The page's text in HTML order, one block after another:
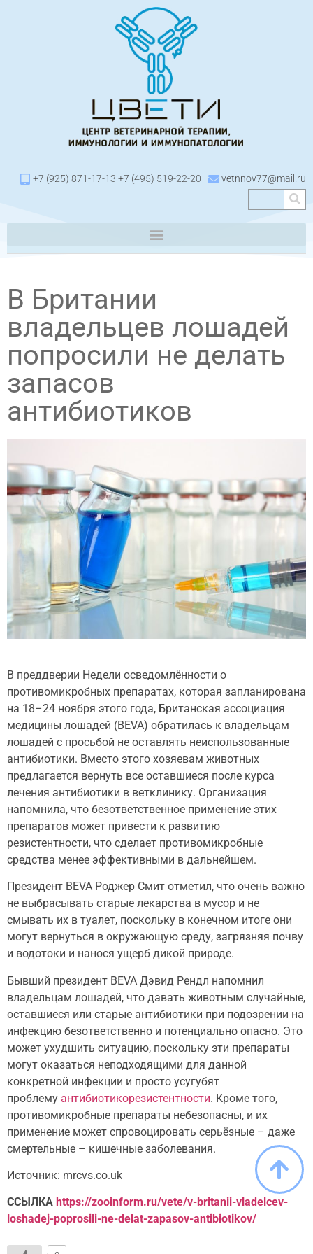
+7 (925) 871-17-13 +7 (495) 519-22-20 vetnnov77@mail.ru
В Британии
владельцев лошадей
попросили не делать
запасов
антибиотиков
В преддверии Недели осведомлённости о
противомикробных препаратах, которая запланирована
на 18–24 ноября этого года, Британская ассоциация
медицины лошадей (BEVA) обратилась к владельцам
лошадей с просьбой не оставлять неиспользованные
антибиотики. Вместо этого хозяевам животных
предлагается вернуть все оставшиеся после курса
лечения антибиотики в ветклинику. Организация
напомнила, что безответственное применение этих
препаратов может привести к развитию
резистентности, что сделает противомикробные
средства менее эффективными в дальнейшем.
Президент BEVA Роджер Смит отметил, что очень важно
не выбрасывать старые лекарства в мусор и не
смывать их в туалет, поскольку в конечном итоге они
могут вернуться в окружающую среду, загрязняя почву
и водотоки и нанося ущерб дикой природе.
Бывший президент BEVA Дэвид Рендл напомнил
владельцам лошадей, что давать животным случайные,
оставшиеся или старые антибиотики при подозрении на
инфекцию безответственно и потенциально опасно. Это
может ухудшить ситуацию, поскольку эти препараты
могут оказаться неподходящими для данной
конкретной инфекции и просто усугубят
проблему антибиотикорезистентности. Кроме того,
противомикробные препараты небезопасны, и их
применение может спровоцировать серьёзные – даже
смертельные – кишечные заболевания.
Источник: mrcvs.co.uk
ССЫЛКА https://zooinform.ru/vete/v-britanii-vladelcev-
loshadej-poprosili-ne-delat-zapasov-antibiotikov/